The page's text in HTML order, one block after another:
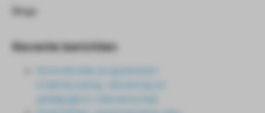
Blogs
Recente berichten
pedagogisch vakmanschap